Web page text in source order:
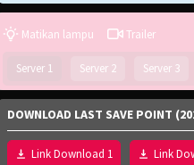
Matikan lampu Trailer
Server 1 Server 2 Server 3
DOWNLOAD LAST SAVE POINT
Link Download 1 Link